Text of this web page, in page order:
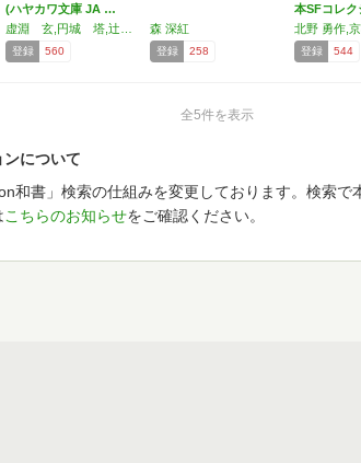
(ハヤカワ文庫 JA …
登録 560
森 深紅
登録 258
本SFコレ
登録 544
全5件を表示
について
和書」検索の仕組みを変更しております。検索で
こちらのお知らせをご確認ください。